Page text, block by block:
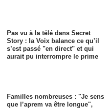
Pas vu à la télé dans Secret
Story : la Voix balance ce qu’il
s’est passé "en direct" et qui
aurait pu interrompre le prime
Familles nombreuses : "Je sens
que l’aprem va être longue",